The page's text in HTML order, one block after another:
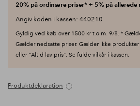
20% på ordinære priser* + 5% på allerede
Angiv koden i kassen: 440210
Gyldig ved køb over 1500 kr t.o.m. 9/8. *
Gælder nedsatte priser. Gælder ikke
eller "Altid lav pris". Se fulde vilkår i kassen.
Produktdeklaration